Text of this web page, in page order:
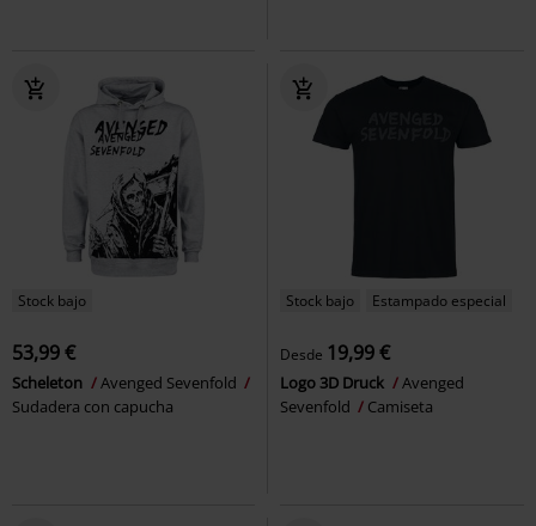
Stock bajo
53,99 €
Scheleton
Avenged Sevenfold
Sudadera con capucha
Stock bajo Estampado especial
Desde 19,99 €
Logo 3D Druck
Avenged
Sevenfold
Camiseta